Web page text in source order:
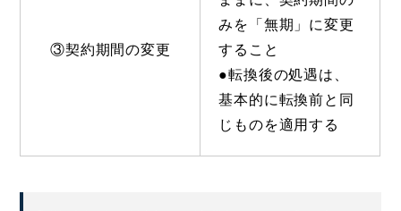
③契約期間の変更
みを「無期」に変更
すること
●転換後の処遇は、
基本的に転換前と同
じものを適用する